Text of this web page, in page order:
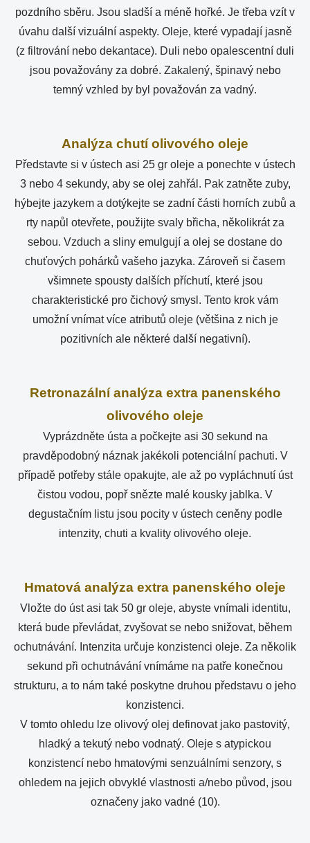
pozdního sběru. Jsou sladší a méně hořké. Je třeba vzít v
úvahu další vizuální aspekty. Oleje, které vypadají jasně
(z filtrování nebo dekantace). Duli nebo opalescentní duli
jsou považovány za dobré. Zakalený, špinavý nebo
temný vzhled by byl považován za vadný.
Analýza chutí olivového oleje
Představte si v ústech asi 25 gr oleje a ponechte v ústech
3 nebo 4 sekundy, aby se olej zahřál. Pak zatněte zuby,
hýbejte jazykem a dotýkejte se zadní části horních zubů a
rty napůl otevřete, použijte svaly břicha, několikrát za
sebou. Vzduch a sliny emulgují a olej se dostane do
chuťových pohárků vašeho jazyka. Zároveň si časem
všimnete spousty dalších příchutí, které jsou
charakteristické pro čichový smysl. Tento krok vám
umožní vnímat více atributů oleje (většina z nich je
pozitivních ale některé další negativní).
Retronazální analýza extra panenského
olivového oleje
Vyprázdněte ústa a počkejte asi 30 sekund na
pravděpodobný náznak jakékoli potenciální pachuti. V
případě potřeby stále opakujte, ale až po vypláchnutí úst
čistou vodou, popř snězte malé kousky jablka. V
degustačním listu jsou pocity v ústech ceněny podle
intenzity, chuti a kvality olivového oleje.
Hmatová analýza extra panenského oleje
Vložte do úst asi tak 50 gr oleje, abyste vnímali identitu,
která bude převládat, zvyšovat se nebo snižovat, během
ochutnávání. Intenzita určuje konzistenci oleje. Za několik
sekund při ochutnávání vnímáme na patře konečnou
strukturu, a to nám také poskytne druhou představu o jeho
konzistenci.
V tomto ohledu lze olivový olej definovat jako pastovitý,
hladký a tekutý nebo vodnatý. Oleje s atypickou
konzistencí nebo hmatovými senzuálními senzory, s
ohledem na jejich obvyklé vlastnosti a/nebo původ, jsou
označeny jako vadné (10).